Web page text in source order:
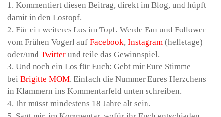
1. Kommentiert diesen Beitrag, direkt im Blog, und hüpft
damit in den Lostopf.
2. Für ein weiteres Los im Topf: Werde Fan und Follower
vom Frühen Vogerl auf Facebook, Instagram (helletage)
oder/und Twitter und teile das Gewinnspiel.
3. Und noch ein Los für Euch: Gebt mir Eure Stimme
bei Brigitte MOM. Einfach die Nummer Eures Herzchens
in Klammern ins Kommentarfeld unten schreiben.
4. Ihr müsst mindestens 18 Jahre alt sein.